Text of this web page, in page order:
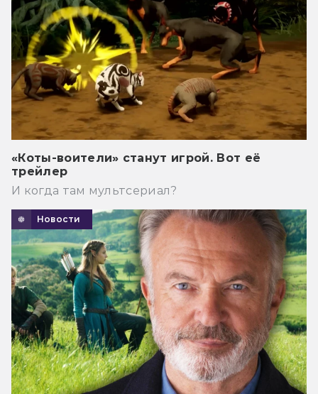
«Коты-воители» станут игрой. Вот её
трейлер
И когда там мультсериал?
Новости